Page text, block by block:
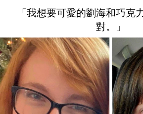
「我想要可愛的劉海和巧克
對。」